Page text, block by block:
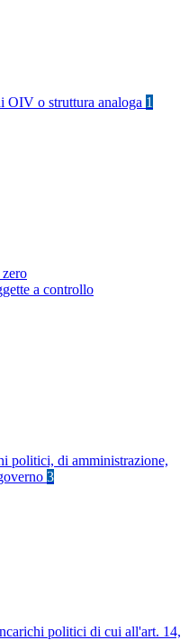
OIV o struttura analoga 1
a controllo
politici, di amministrazione,
3
politici di cui all'art. 14,